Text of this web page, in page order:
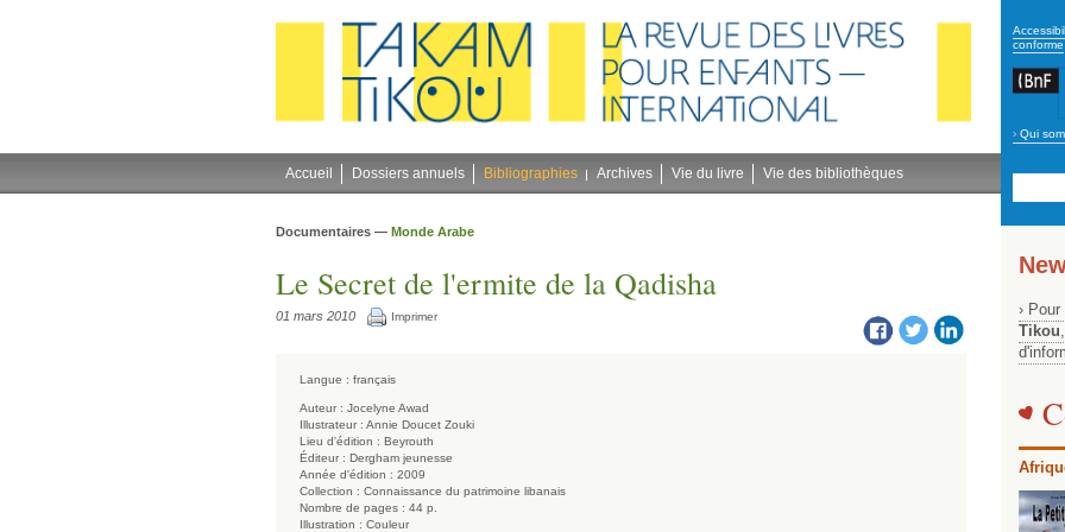
conforme
› Qui
Accueil Dossiers annuels Bibliographies Archives Vie du livre Vie des bibliothèques
Documentaires — Monde Arabe
Le Secret de l'ermite de la Qadisha
01 mars 2010 Imprimer
Langue : français
Auteur : Jocelyne Awad
Illustrateur : Annie Doucet Zouki
Lieu d'édition : Beyrouth
Éditeur : Dergham jeunesse
Année d'édition : 2009
Collection : Connaissance du patrimoine libanais
Nombre de pages : 44 p.
Illustration : Couleur
›
Tikou